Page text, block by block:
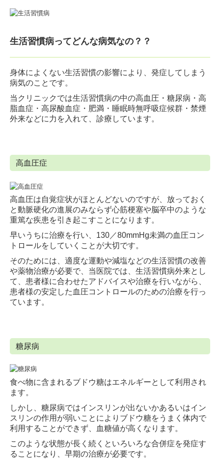
生活習慣病ってどんな病気なの？？
身体によくない生活習慣の影響により、発症してしまう
病気のことです。
当クリニックでは生活習慣病の中の高血圧・糖尿病・高
脂血症・高尿酸血症・肥満・睡眠時無呼吸症候群・禁煙
外来などに力を入れて、診療しています。
高血圧症
高血圧は自覚症状がほとんどないのですが、放っておく
と動脈硬化の進展のみならず心筋梗塞や脳卒中のような
重篤な疾患を引き起こすことになります。
早いうちに治療を行い、130／80mmHg未満の血圧コン
トロールをしていくことが大切です。
そのためには、適度な運動や減塩などの生活習慣の改善
や薬物治療が必要で、当医院では、生活習慣病外来とし
て、患者様に合わせたアドバイスや治療を行いながら、
患者様の安定した血圧コントロールのための治療を行っ
ています。
糖尿病
食べ物に含まれるブドウ糖はエネルギーとして利用され
ます。
しかし、糖尿病ではインスリンが出ないかあるいはイン
スリンの作用が弱いことによりブドウ糖をうまく体内で
利用することができず、血糖値が高くなります。
このような状態が長く続くといろいろな合併症を発症す
ることになり、早期の治療が必要です。